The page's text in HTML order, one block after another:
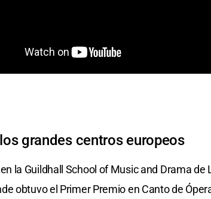
grandes centros europeos
la Guildhall School of Music and Drama
obtuvo el Primer Premio en Canto de